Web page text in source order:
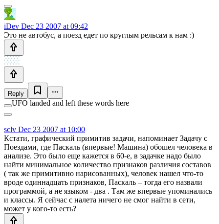
iDev Dec 23 2007 at 09:42
Это не автобус, а поезд едет по круглым рельсам к нам :)
Reply
UFO landed and left these words here
sclv Dec 23 2007 at 10:00
Кстати, графический примитив задачи, напоминает Задачу с
Поездами, где Паскаль (впервые! Машина) обошел человека в
анализе. Это было еще кажется в 60-е, в задачке надо было
найти минимальное количество признаков различия составов
( так же примитивно нарисованных), человек нашел что-то
вроде одиннадцать признаков, Паскаль – тогда его назвали
программой, а не языком - два . Там же впервые упоминались
и классы. Я сейчас с налета ничего не смог найти в сети,
может у кого-то есть?